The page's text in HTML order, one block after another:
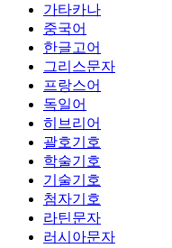
가타카나
중국어
한글고어
그리스문자
프랑스어
독일어
히브리어
괄호기호
학술기호
기술기호
첨자기호
라틴문자
러시아문자